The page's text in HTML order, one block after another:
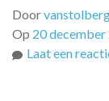
Door
Op 20 december
Laat een